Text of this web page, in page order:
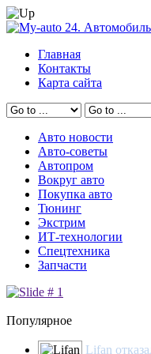
Главная
Контакты
Карта сайта
Авто новости
Авто-советы
Автопром
Вокруг авто
Покупка авто
Тюнинг
Экстрим
ИТ-технологии
Спецтехника
Запчасти
Популярное
Lifan